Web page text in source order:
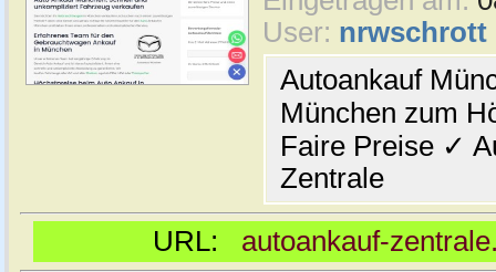
User: nrwschrott
Autoankauf
München zum
Faire Preise ✓
Zentrale
URL: autoankauf-